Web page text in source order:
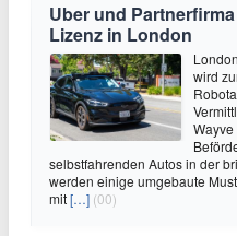
Uber und
Lizenz in London
wird
selbstfahrenden Autos in der
werden einige umgebaute
mit[…] (00)